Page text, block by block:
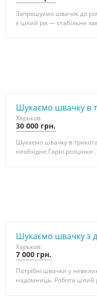
Запрошуємо швачок до
є цілий рік — стабільне
Шукаємо швачку в
Харьков
30 000 грн.
Шукаємо швачку в
необхідне.Гарні розцінки
Шукаємо швачку з
Харьков
7 000 грн.
Потрібні швачки у
надомниць. Робота цілий